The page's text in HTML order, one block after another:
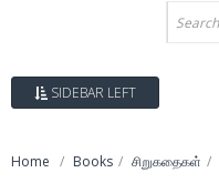
SIDEBAR LEFT
Home Books சிறுகதைகள்